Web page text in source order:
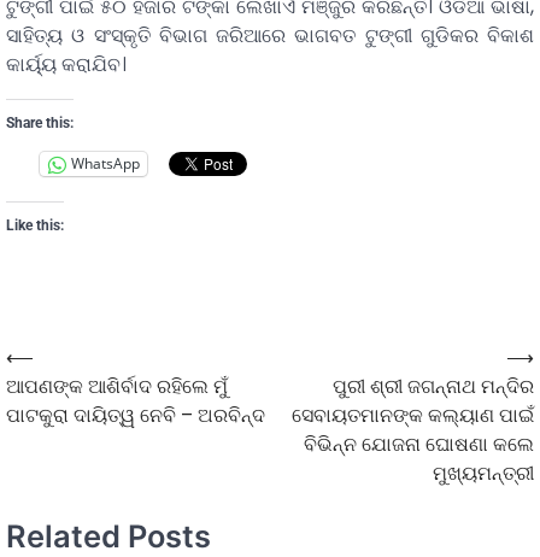
ଟୁଙ୍ଗୀ ପାଇଁ ୫୦ ହଜାର ଟଙ୍କା ଲେଖାଏଁ ମଞ୍ଜୁର କରିଛନ୍ତି। ଓଡିଆ ଭାଷା,
ସାହିତ୍ୟ ଓ ସଂସ୍କୃତି ବିଭାଗ ଜରିଆରେ ଭାଗବତ ଟୁଙ୍ଗୀ ଗୁଡିକର ବିକାଶ
କାର୍ୟ୍ୟ କରାଯିବ।
Share this:
WhatsApp
Like this:
⟵
ଆପଣଙ୍କ ଆଶିର୍ବାଦ ରହିଲେ ମୁଁ
ପାଟକୁରା ଦାୟିତ୍ୱ ନେବି – ଅରବିନ୍ଦ
ପୁରୀ ଶ୍ରୀ ଜଗନ୍ନାଥ ମନ୍ଦିର
ସେବାୟତମାନଙ୍କ କଲ୍ୟାଣ ପାଇଁ
ବିଭିନ୍ନ ଯୋଜନା ଘୋଷଣା କଲେ
ମୁଖ୍ୟମନ୍ତ୍ରୀ
⟶
Related Posts